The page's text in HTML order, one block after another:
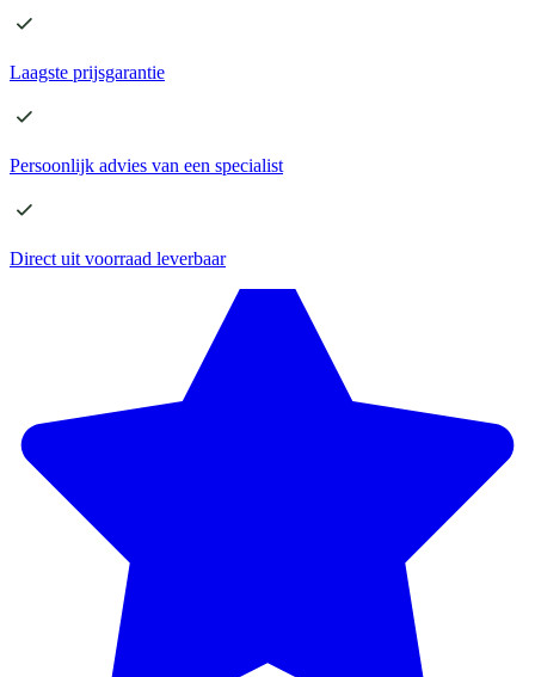
Laagste prijsgarantie
Persoonlijk advies van een specialist
Direct uit voorraad leverbaar